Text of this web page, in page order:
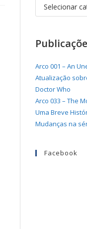
Arco 001 – An
Atualização
Doctor Who
Arco 033 – The
Uma Breve
Mudanças na
Facebook